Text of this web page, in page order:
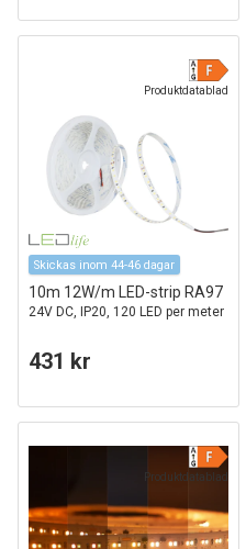
Produktdatablad
Skickas inom 44-46 dagar
10m 12W/m LED-strip RA97
24V DC, IP20, 120 LED per meter
431 kr
Produktdatablad